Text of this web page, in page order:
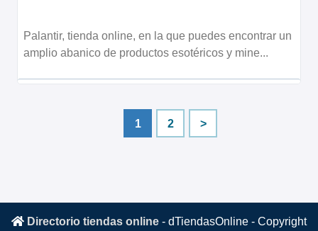
Palantir, tienda online, en la que puedes encontrar un
amplio abanico de productos esotéricos y mine...
1 2 >
Directorio tiendas online - dTiendasOnline - Copyright